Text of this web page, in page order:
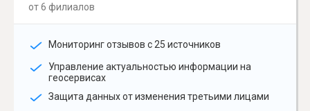
от 6 филиалов
Мониторинг отзывов с 25 источников
Управление актуальностью информации на
геосервисах
Защита данных от изменения третьими лицами